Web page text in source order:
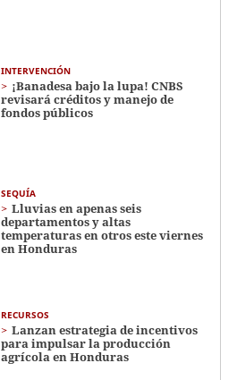
INTERVENCIÓN
¡Banadesa bajo la lupa! CNBS
revisará créditos y manejo de
fondos públicos
SEQUÍA
Lluvias en apenas seis
departamentos y altas
temperaturas en otros este viernes
en Honduras
RECURSOS
Lanzan estrategia de incentivos
para impulsar la producción
agrícola en Honduras